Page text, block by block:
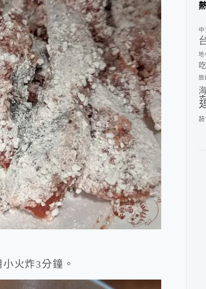
火炸3分鐘。
地
吃
旅
蔬